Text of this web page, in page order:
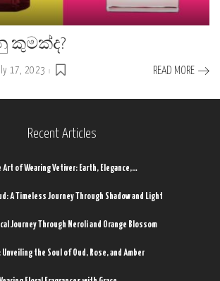
කුමක්ද?
17, 2023 READ MORE
Recent Articles
of Wearing Vetiver: Earth, Elegance,…
A Timeless Journey Through Shadow and Light
Journey Through Neroli and Orange Blossom
the Soul of Oud, Rose, and Amber